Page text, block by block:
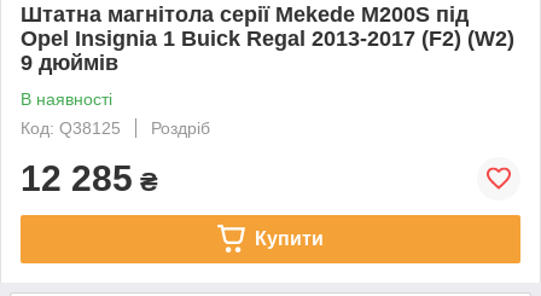
Штатна магнітола серії Mekede M200S під
Opel Insignia 1 Buick Regal 2013-2017 (F2) (W2)
9 дюймів
В наявності
Код: Q38125
Роздріб
12 285 ₴
Купити